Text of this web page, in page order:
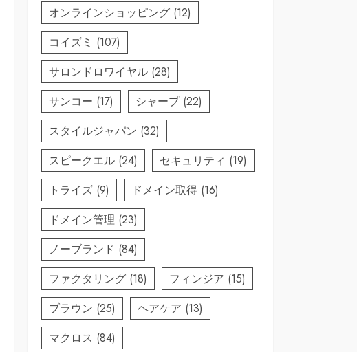
オンラインショッピング (12)
コイズミ (107)
サロンドロワイヤル (28)
サンコー (17) シャープ(22)
スタイルジャパン (32)
スピークエル (24) セキュリティ (19)
トライズ (9) ドメイン取得 (16)
ドメイン管理 (23)
ノーブランド (84)
ファクタリング (18) フィンジア (15)
ブラウン (25) ヘアケア (13)
マクロス (84)